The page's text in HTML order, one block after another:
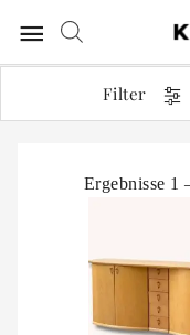
Hauptmenü
Filter
Ergebnisse 1